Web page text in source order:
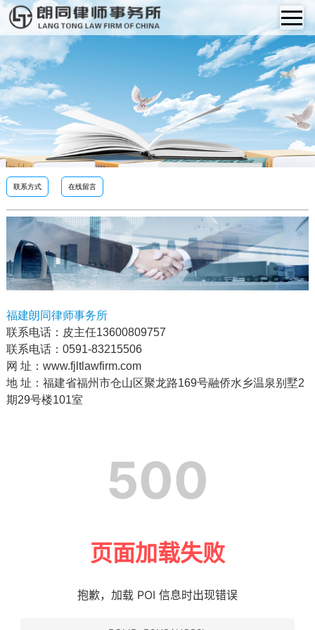
联系方式 在线留言
福建朗同律师事务所
联系电话： 皮主任13600809757
联系电话： 0591-83215506
网 址：www.fjltlawfirm.com
地 址：福建省福州市仓山区聚龙路169号融侨水乡温泉别墅2
期29号楼101室